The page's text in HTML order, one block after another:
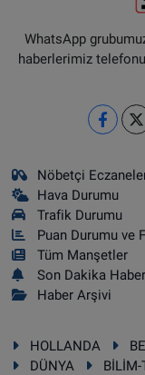
WhatsApp
haberlerimiz
Nöbetçi
Hava Durumu
Trafik Durumu
Puan Durumu ve
Tüm Manşetler
Son Dakika
Haber Arşivi
HOLLANDA
DÜNYA
BİLİM-